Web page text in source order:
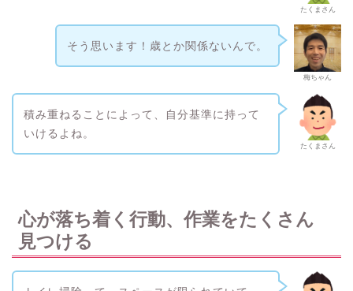
たくまさん
梅ちゃん
そう思います！歳とか関係ないんで。
たくまさん
積み重ねることによって、自分基準に持って
いけるよね。
心が落ち着く行動、作業をたくさん
見つける